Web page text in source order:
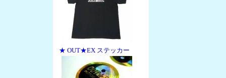
★ OUT★EX ステッカー